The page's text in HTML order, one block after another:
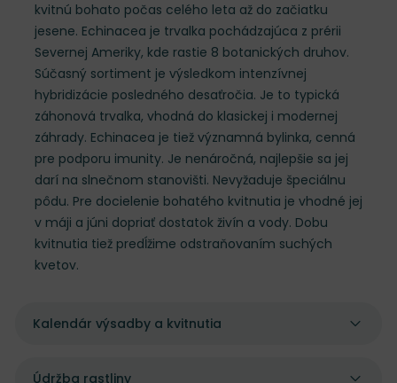
kvitnú bohato počas celého leta až do začiatku
jesene. Echinacea je trvalka pochádzajúca z prérii
Severnej Ameriky, kde rastie 8 botanických druhov.
Súčasný sortiment je výsledkom intenzívnej
hybridizácie posledného desaťročia. Je to typická
záhonová trvalka, vhodná do klasickej i modernej
záhrady. Echinacea je tiež významná bylinka, cenná
pre podporu imunity. Je nenáročná, najlepšie sa jej
darí na slnečnom stanovišti. Nevyžaduje špeciálnu
pôdu. Pre docielenie bohatého kvitnutia je vhodné jej
v máji a júni dopriať dostatok živín a vody. Dobu
kvitnutia tiež predĺžime odstraňovaním suchých
kvetov.
Kalendár výsadby a kvitnutia
Údržba rastliny